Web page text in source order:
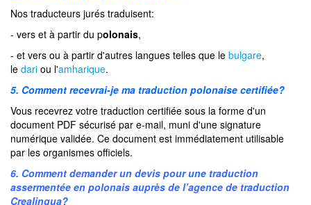
Nos traducteurs jurés traduisent:
- vers et à partir du polonais,
- et vers ou à partir d'autres langues telles que le bulgare,
le dari ou l'amharique.
5. Comment recevrai-je ma traduction polonaise certifiée?
Vous recevrez votre traduction certifiée sous la forme d'un
document PDF sécurisé par e-mail, muni d'une signature
numérique validée. Ce document est immédiatement utilisable
par les organismes officiels.
6. Comment demander un devis pour une traduction
assermentée en polonais auprès de l’agence de traduction
Crealingua?